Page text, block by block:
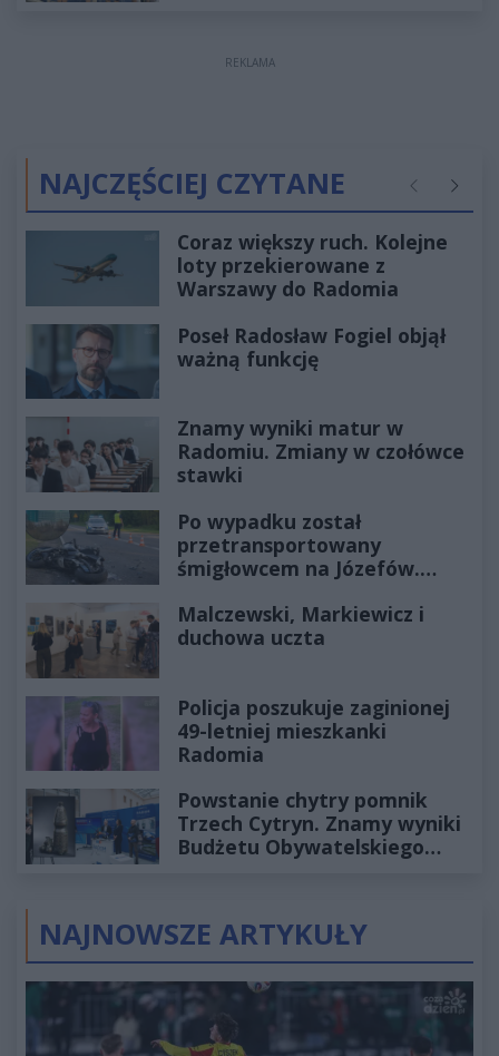
REKLAMA
NAJCZĘŚCIEJ CZYTANE Poprzednie
Coraz większy ruch. Kolejne
loty przekierowane z
Warszawy do Radomia
Poseł Radosław Fogiel objął
ważną funkcję
Znamy wyniki matur w
Radomiu. Zmiany w czołówce
stawki
Po wypadku został
przetransportowany
śmigłowcem na Józefów.
Malczewski, Markiewicz i
duchowa uczta
Policja poszukuje zaginionej
49-letniej mieszkanki
Radomia
Powstanie chytry pomnik
Trzech Cytryn. Znamy wyniki
Budżetu Obywatelskiego
NAJNOWSZE ARTYKUŁY